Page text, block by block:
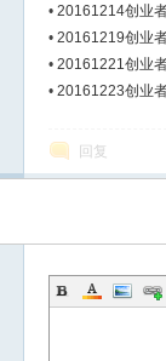
•20161214创业
•20161219创业
•20161221创业
•20161223创业
回复